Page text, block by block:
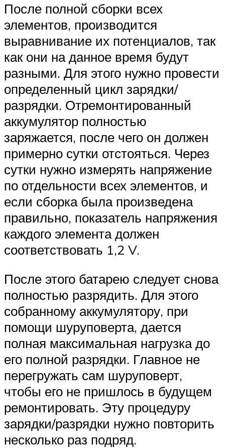
После полной сборки всех
элементов, производится
выравнивание их потенциалов, так
как они на данное время будут
разными. Для этого нужно провести
определенный цикл зарядки/
разрядки. Отремонтированный
аккумулятор полностью
заряжается, после чего он должен
примерно сутки отстояться. Через
сутки нужно измерять напряжение
по отдельности всех элементов, и
если сборка была произведена
правильно, показатель напряжения
каждого элемента должен
соответствовать 1,2 V.
После этого батарею следует снова
полностью разрядить. Для этого
собранному аккумулятору, при
помощи шуруповерта, дается
полная максимальная нагрузка до
его полной разрядки. Главное не
перегружать сам шуруповерт,
чтобы его не пришлось в будущем
ремонтировать. Эту процедуру
зарядки/разрядки нужно повторить
несколько раз подряд.